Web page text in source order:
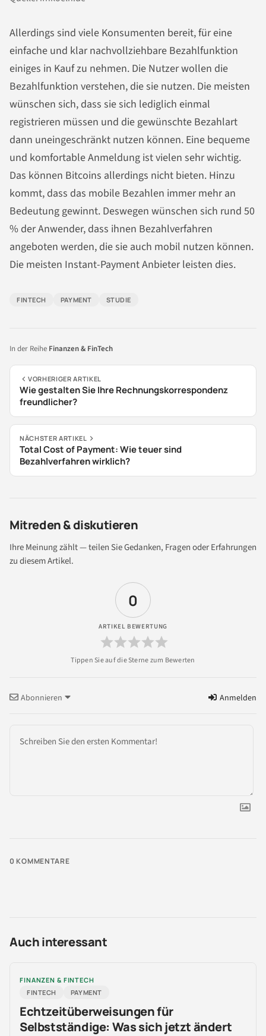
Allerdings sind viele Konsumenten bereit, für eine
einfache und klar nachvollziehbare Bezahlfunktion
einiges in Kauf zu nehmen. Die Nutzer wollen die
Bezahlfunktion verstehen, die sie nutzen. Die meisten
wünschen sich, dass sie sich lediglich einmal
registrieren müssen und die gewünschte Bezahlart
dann uneingeschränkt nutzen können. Eine bequeme
und komfortable Anmeldung ist vielen sehr wichtig.
Das können Bitcoins allerdings nicht bieten. Hinzu
kommt, dass das mobile Bezahlen immer mehr an
Bedeutung gewinnt. Deswegen wünschen sich rund 50
% der Anwender, dass ihnen Bezahlverfahren
angeboten werden, die sie auch mobil nutzen können.
Die meisten Instant-Payment Anbieter leisten dies.
FINTECH PAYMENT STUDIE
In der Reihe Finanzen & FinTech
VORHERIGER ARTIKEL
Wie gestalten Sie Ihre Rechnungskorrespondenz
freundlicher?
NÄCHSTER ARTIKEL
Total Cost of Payment: Wie teuer sind
Bezahlverfahren wirklich?
Mitreden & diskutieren
Ihre Meinung zählt — teilen Sie Gedanken, Fragen oder Erfahrungen
zu diesem Artikel.
0
ARTIKEL BEWERTUNG
Abonnieren Anmelden
0 KOMMENTARE
Auch interessant
FINANZEN & FINTECH
FINTECH
PAYMENT
Echtzeitüberweisungen für
Selbstständige: Was sich jetzt ändert